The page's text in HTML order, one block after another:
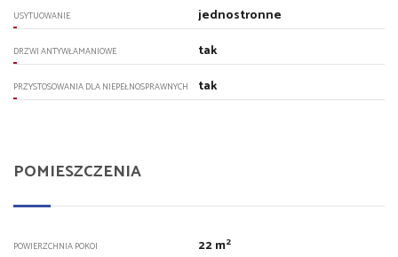
USYTUOWANIE jednostronne
DRZWI ANTYWŁAMANIOWE tak
PRZYSTOSOWANIA DLA NIEPEŁNOSPRAWNYCH tak
POMIESZCZENIA
POWIERZCHNIA POKOI 22 m2